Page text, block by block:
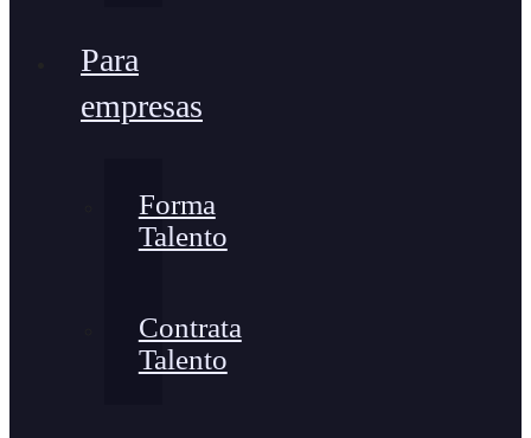
Para
empresas
Forma
Talento
Contrata
Talento